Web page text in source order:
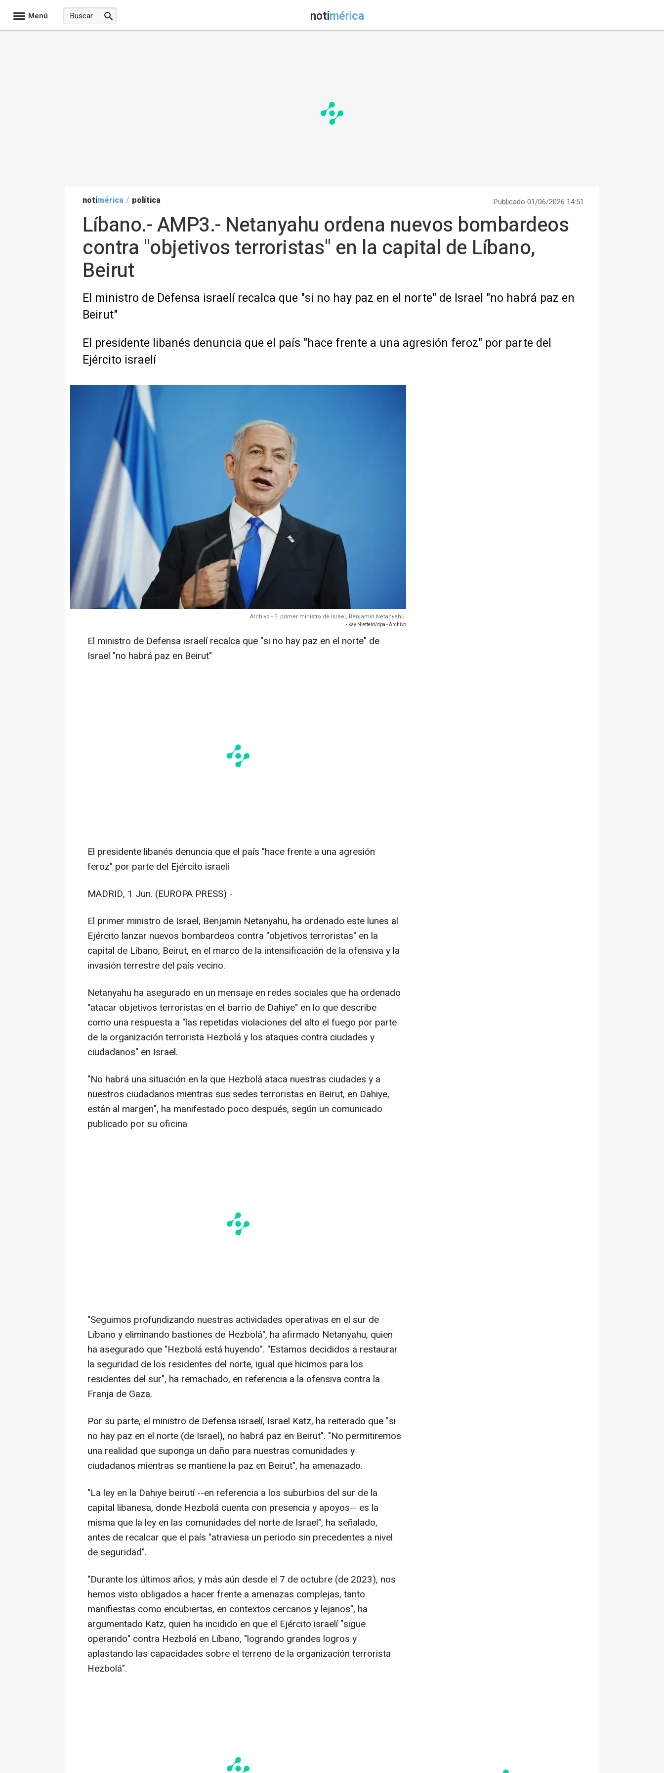
Menú notimérica
notimérica / política Publicado 01/06/2026 14:51
Líbano.- AMP3.- Netanyahu ordena nuevos bombardeos
contra "objetivos terroristas" en la capital de Líbano,
Beirut
El ministro de Defensa israelí recalca que "si no hay paz en el norte" de Israel "no habrá paz en
Beirut"
El presidente libanés denuncia que el país "hace frente a una agresión feroz" por parte del
Ejército israelí
Archivo - El primer ministro de Israel, Benjamin Netanyahu.
- Kay Nietfeld/dpa - Archivo
El ministro de Defensa israelí recalca que "si no hay paz en el norte" de
Israel "no habrá paz en Beirut"
El presidente libanés denuncia que el país "hace frente a una agresión
feroz" por parte del Ejército israelí
MADRID, 1 Jun. (EUROPA PRESS) -
El primer ministro de Israel, Benjamin Netanyahu, ha ordenado este lunes al
Ejército lanzar nuevos bombardeos contra "objetivos terroristas" en la
capital de Líbano, Beirut, en el marco de la intensificación de la ofensiva y la
invasión terrestre del país vecino.
Netanyahu ha asegurado en un mensaje en redes sociales que ha ordenado
"atacar objetivos terroristas en el barrio de Dahiye" en lo que describe
como una respuesta a "las repetidas violaciones del alto el fuego por parte
de la organización terrorista Hezbolá y los ataques contra ciudades y
ciudadanos" en Israel.
"No habrá una situación en la que Hezbolá ataca nuestras ciudades y a
nuestros ciudadanos mientras sus sedes terroristas en Beirut, en Dahiye,
están al margen", ha manifestado poco después, según un comunicado
publicado por su oficina
"Seguimos profundizando nuestras actividades operativas en el sur de
Líbano y eliminando bastiones de Hezbolá", ha afirmado Netanyahu, quien
ha asegurado que "Hezbolá está huyendo". "Estamos decididos a restaurar
la seguridad de los residentes del norte, igual que hicimos para los
residentes del sur", ha remachado, en referencia a la ofensiva contra la
Franja de Gaza.
Por su parte, el ministro de Defensa israelí, Israel Katz, ha reiterado que "si
no hay paz en el norte (de Israel), no habrá paz en Beirut". "No permitiremos
una realidad que suponga un daño para nuestras comunidades y
ciudadanos mientras se mantiene la paz en Beirut", ha amenazado.
"La ley en la Dahiye beirutí --en referencia a los suburbios del sur de la
capital libanesa, donde Hezbolá cuenta con presencia y apoyos-- es la
misma que la ley en las comunidades del norte de Israel", ha señalado,
antes de recalcar que el país "atraviesa un periodo sin precedentes a nivel
de seguridad".
"Durante los últimos años, y más aún desde el 7 de octubre (de 2023), nos
hemos visto obligados a hacer frente a amenazas complejas, tanto
manifiestas como encubiertas, en contextos cercanos y lejanos", ha
argumentado Katz, quien ha incidido en que el Ejército israelí "sigue
operando" contra Hezbolá en Líbano, "logrando grandes logros y
aplastando las capacidades sobre el terreno de la organización terrorista
Hezbolá".